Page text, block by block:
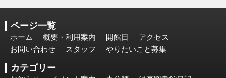
ページ一覧
ホーム 概要・利用案内 開館日
アクセス
お問い合わせ
スタッフ やりたいこと募集
カテゴリー